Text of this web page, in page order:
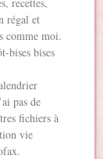
régal et
comme moi.
bises bises
pas de
fichiers à
vie